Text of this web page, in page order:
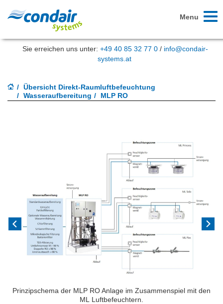
Menu
Sie erreichen uns unter: +49 40 85 32 77 0 / info@condair-
systems.at
Übersicht Direkt-Raumluftbefeuchtung
Wasseraufbereitung
MLP RO
Prinzipschema der MLP RO Anlage im Zusammenspiel mit den
ML Luftbefeuchtern.